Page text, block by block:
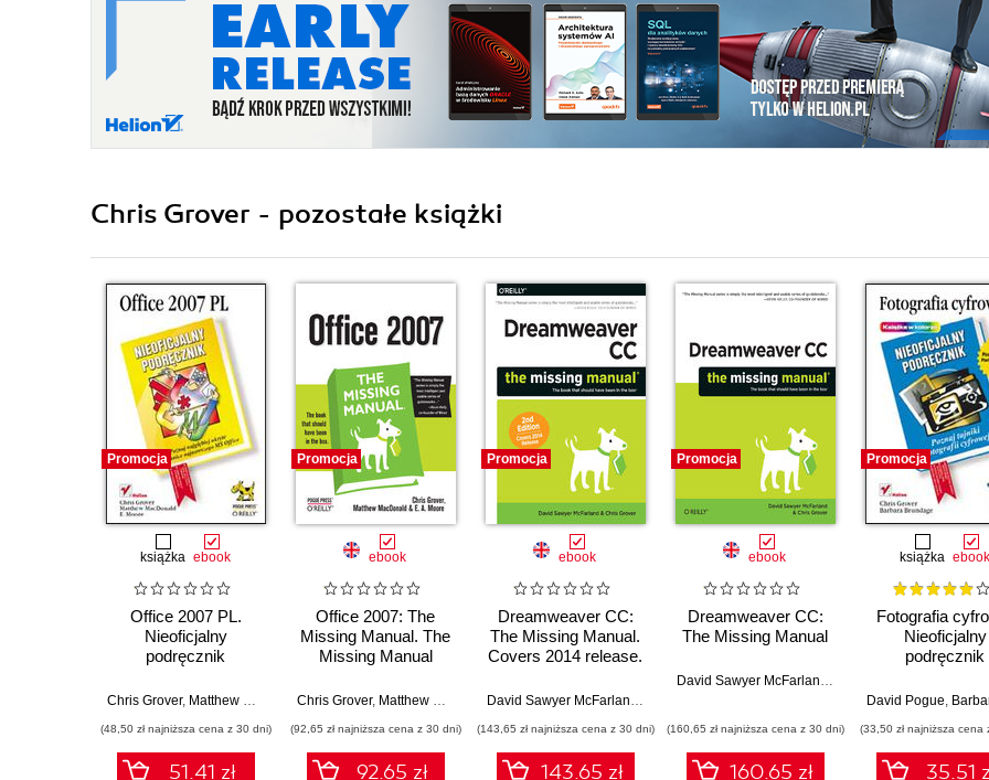
Chris Grover - pozostałe książki
Promocja
książka ebook
Office 2007 PL.
Nieoficjalny
podręcznik
Chris Grover, Matthew MacDonald ,E. Moore
(48,50 zł najniższa cena z 30 dni)
51.41 zł
Promocja
ebook
Office 2007: The
Missing Manual. The
Missing Manual
Chris Grover, Matthew MacDonald ,E. A. Vander Veer
(92,65 zł najniższa cena z 30 dni)
92.65 zł
Promocja
ebook
Dreamweaver CC:
The Missing Manual.
Covers 2014 release.
(143,65 zł najniższa cena z 30 dni)
143.65 zł
Promocja
ebook
Dreamweaver CC:
The Missing Manual
(160,65 zł najniższa cena z 30 dni)
160.65 zł
Promocja
książka ebook
Fotografia
Nieoficjalny
podręcznik
David Pogue Barbara
(33,50 zł najniższa cena
35.51